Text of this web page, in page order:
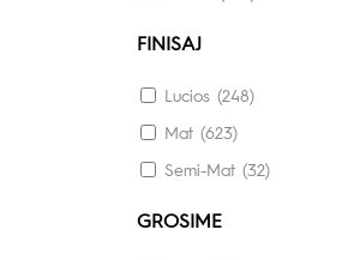
33X120 (16)
33.3X33.3 (22)
40X40 (6)
FINISAJ
Lucios (248)
Mat (623)
Semi-Mat (32)
GROSIME